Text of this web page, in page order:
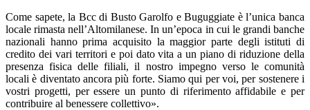
Come sapete, la Bcc di Busto Garolfo e Buguggiate è l’unica banca
locale rimasta nell’Altomilanese. In un’epoca in cui le grandi banche
nazionali hanno prima acquisito la maggior parte degli istituti di
credito dei vari territori e poi dato vita a un piano di riduzione della
presenza fisica delle filiali, il nostro impegno verso le comunità
locali è diventato ancora più forte. Siamo qui per voi, per sostenere i
vostri progetti, per essere un punto di riferimento affidabile e per
contribuire al benessere collettivo».